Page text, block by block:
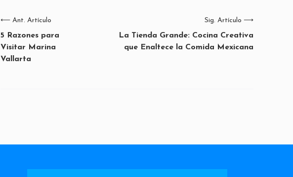
⟵ Ant. Artículo
5 Razones para
Visitar Marina
Vallarta
Sig. Artículo ⟶
La Tienda Grande: Cocina Creativa
que Enaltece la Comida Mexicana